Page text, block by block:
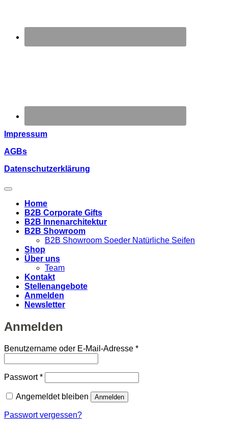
Impressum
AGBs
Datenschutzerklärung
Home
B2B Corporate Gifts
B2B Innenarchitektur
B2B Showroom
B2B Showroom Soeder Natürliche Seifen
Shop
Über uns
Team
Kontakt
Stellenangebote
Anmelden
Newsletter
Anmelden
Benutzername oder E-Mail-Adresse *Erforderlich
Passwort*Erforderlich
Angemeldet bleiben Anmelden
Passwort vergessen?